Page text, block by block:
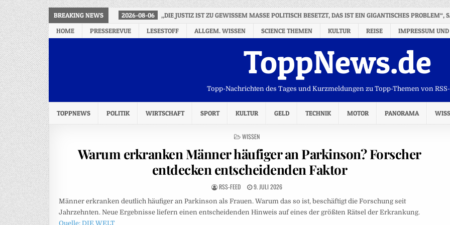
BREAKING NEWS 2026-08-06 „DIE JUSTIZ IST ZU GEWISSEM MASSE POLITISCH BESETZT, DAS IST EIN GIGANTISCHES PROBLEM“,
HOME
PRESSEREVUE LESESTOFF ALLGEM. WISSEN SCIENCE THEMEN KULTUR REISE IMPRESSUM UND
ToppNews.de
Topp-Nachrichten des Tages und Kurzmeldungen zu Topp-Themen von
TOPPNEWS POLITIK WIRTSCHAFT SPORT KULTUR GELD TECHNIK MOTOR PANORAMA
POSTED
WISSEN
Warum erkranken Männer häufiger an Parkinson? Forscher
entdecken entscheidenden Faktor
RSS-FEED 9. JULI 2026
Männer erkranken deutlich häufiger an Parkinson als Frauen. Warum das so ist, beschäftigt die Forschung seit
Jahrzehnten. Neue Ergebnisse liefern einen entscheidenden Hinweis auf eines der größten Rätsel der Erkrankung.
Quelle: DIE WELT